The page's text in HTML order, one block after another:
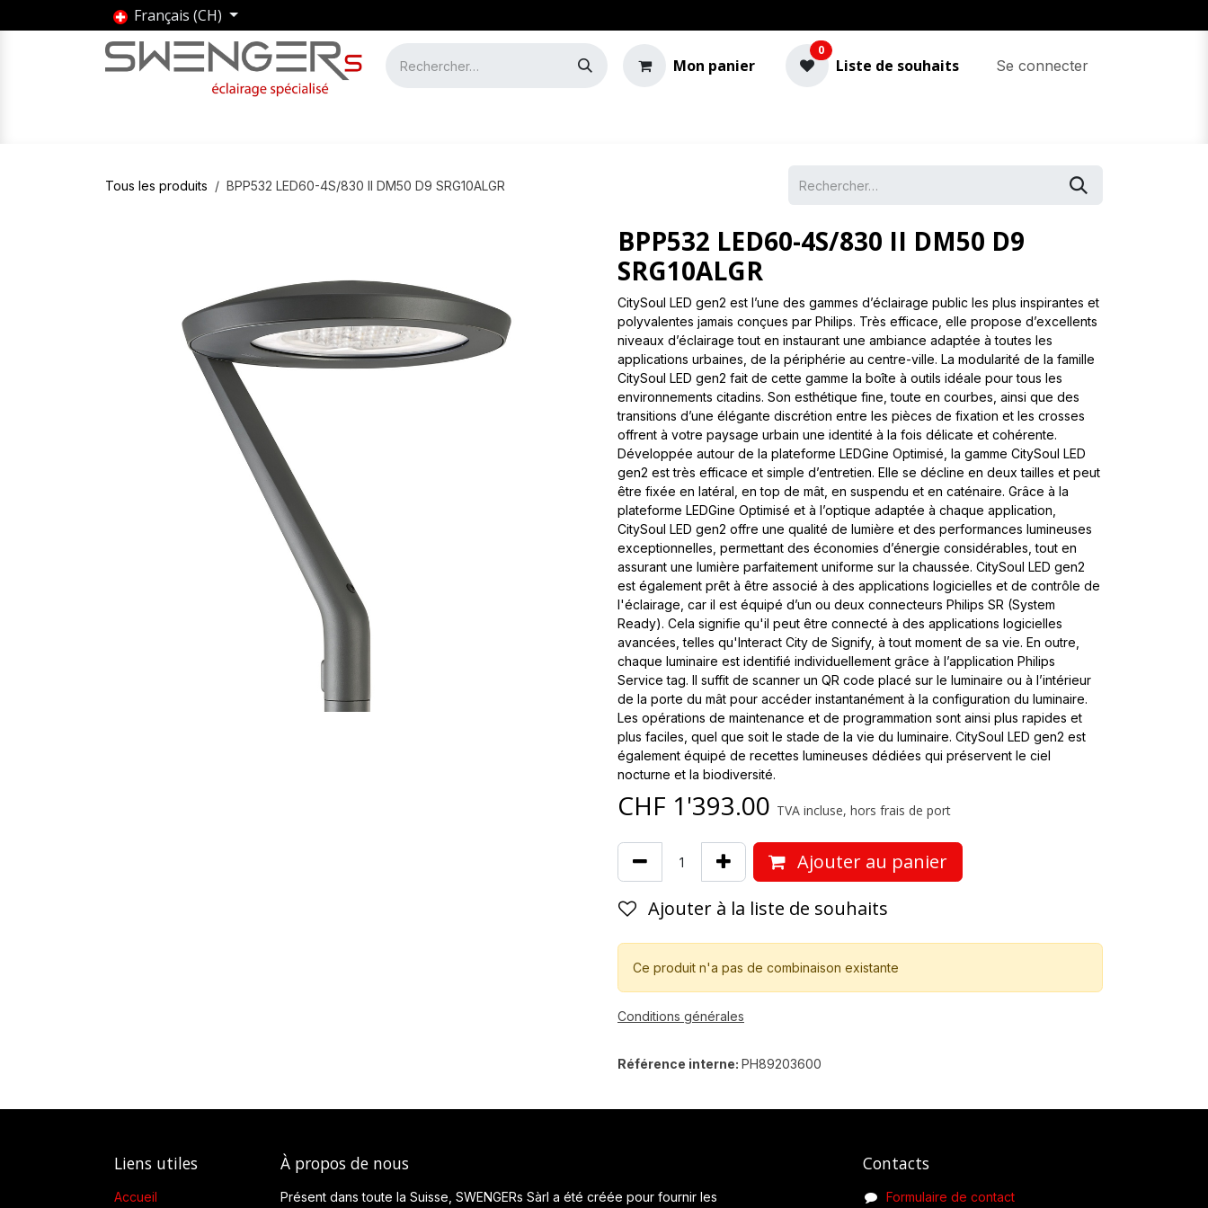
Se rendre au contenu
Français (CH)
Mon panier
0
Liste de souhaits Se connecter
Tous les produits BPP532 LED60-4S/830 II DM50 D9 SRG10ALGR
BPP532 LED60-4S/830 II DM50 D9
SRG10ALGR
CitySoul LED gen2 est l’une des gammes d’éclairage public les plus inspirantes et
polyvalentes jamais conçues par Philips. Très efficace, elle propose d’excellents
niveaux d’éclairage tout en instaurant une ambiance adaptée à toutes les
applications urbaines, de la périphérie au centre-ville. La modularité de la famille
CitySoul LED gen2 fait de cette gamme la boîte à outils idéale pour tous les
environnements citadins. Son esthétique fine, toute en courbes, ainsi que des
transitions d’une élégante discrétion entre les pièces de fixation et les crosses
offrent à votre paysage urbain une identité à la fois délicate et cohérente.
Développée autour de la plateforme LEDGine Optimisé, la gamme CitySoul LED
gen2 est très efficace et simple d’entretien. Elle se décline en deux tailles et peut
être fixée en latéral, en top de mât, en suspendu et en caténaire. Grâce à la
plateforme LEDGine Optimisé et à l’optique adaptée à chaque application,
CitySoul LED gen2 offre une qualité de lumière et des performances lumineuses
exceptionnelles, permettant des économies d’énergie considérables, tout en
assurant une lumière parfaitement uniforme sur la chaussée. CitySoul LED gen2
est également prêt à être associé à des applications logicielles et de contrôle de
l'éclairage, car il est équipé d’un ou deux connecteurs Philips SR (System
Ready). Cela signifie qu'il peut être connecté à des applications logicielles
avancées, telles qu'Interact City de Signify, à tout moment de sa vie. En outre,
chaque luminaire est identifié individuellement grâce à l’application Philips
Service tag. Il suffit de scanner un QR code placé sur le luminaire ou à l’intérieur
de la porte du mât pour accéder instantanément à la configuration du luminaire.
Les opérations de maintenance et de programmation sont ainsi plus rapides et
plus faciles, quel que soit le stade de la vie du luminaire. CitySoul LED gen2 est
également équipé de recettes lumineuses dédiées qui préservent le ciel
nocturne et la biodiversité.
CHF 1'393.00 TVA incluse, hors frais de port
Ajouter au panier
Ajouter à la liste de souhaits
Ce produit n'a pas de combinaison existante
Conditions générales
Référence interne: PH89203600
Contacts
Formulaire de contact
Liens utiles
Accueil
À propos de nous
Présent dans toute la Suisse, SWENGERs Sàrl a été créée pour fournir les